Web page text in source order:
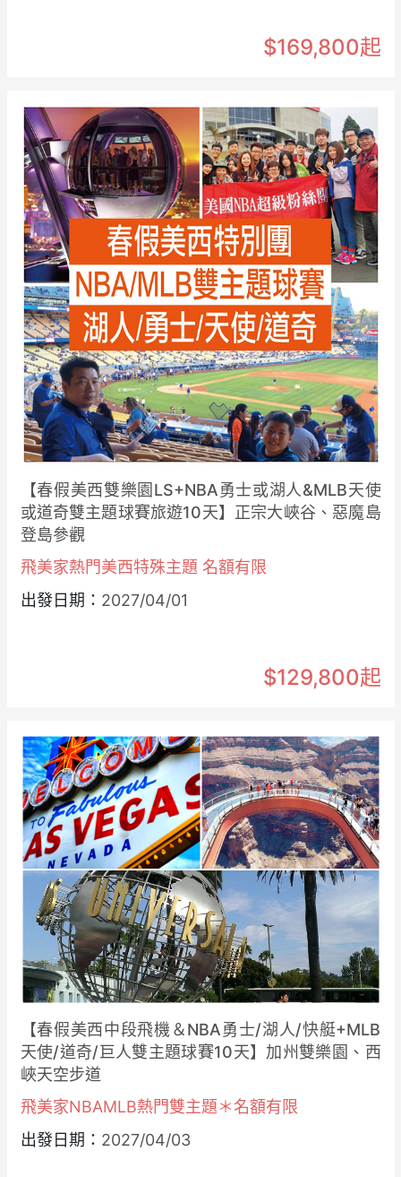
$169,800起
【春假美西雙樂園LS+NBA勇士或湖人&MLB天使
或道奇雙主題球賽旅遊10天】正宗大峽谷、惡魔島
登島參觀
飛美家熱門美西特殊主題 名額有限
出發日期： 2027/04/01
$129,800起
【春假美西中段飛機＆NBA勇士/湖人/快艇+MLB
天使/道奇/巨人雙主題球賽10天】加州雙樂園、西
峽天空步道
飛美家NBAMLB熱門雙主題＊名額有限
出發日期： 2027/04/03